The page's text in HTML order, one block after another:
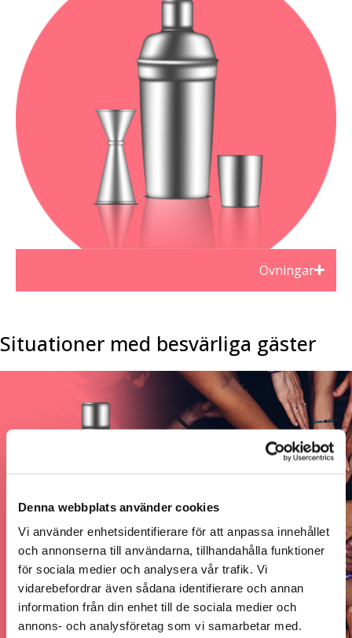
Denna webbplats använder cookies
Vi använder enhetsidentifierare för att anpassa innehållet
och annonserna till användarna, tillhandahålla funktioner
för sociala medier och analysera vår trafik. Vi
vidarebefordrar även sådana identifierare och annan
information från din enhet till de sociala medier och
annons- och analysföretag som vi samarbetar med.
Övningar
Situationer med besvärliga gäster